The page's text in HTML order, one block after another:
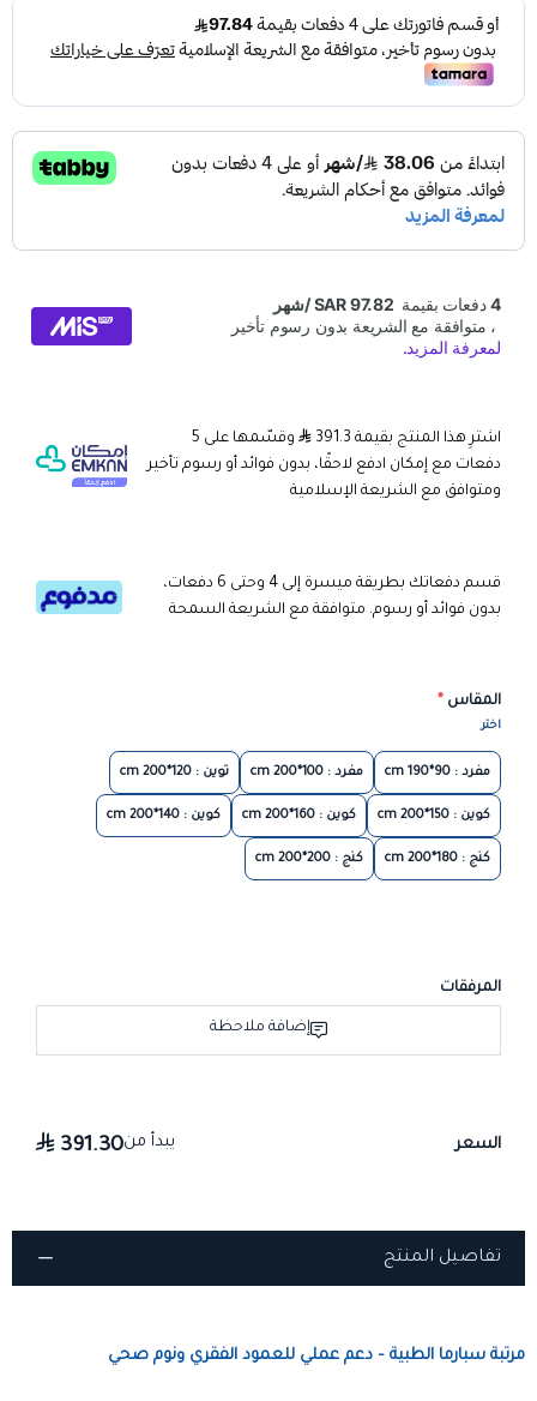
اشترِ هذا المنتج بقيمة 391.3
وقسّمها على 5
دفعات مع إمكان ادفع لاحقًا، بدون فوائد أو رسوم تأخير
ومتوافق مع الشريعة الإسلامية
قسم دفعاتك بطريقة ميسرة إلى 4 وحتى 6 دفعات،
بدون فوائد أو رسوم. متوافقة مع الشريعة السمحة
المقاس *
اختر
مفرد : 90*190 cm مفرد : 100*200 cm توين : 120*200 cm
كوين : 150*200 cm كوين : 160*200 cm كوين : 140*200 cm
كنج : 180*200 cm كنج : 200*200 cm
المرفقات
إضافة ملاحظة
السعر يبدأ من391.30
تفاصيل المنتج
مرتبة سبارما الطبية – دعم عملي للعمود الفقري ونوم صحي